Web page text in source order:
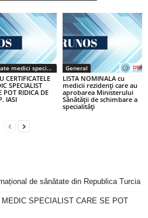
Certificate medici specialiști / primari
CERTIFICATELE
SPECIALIST
POT RIDICA DE
IASI
General
LISTA NOMINALA cu
medicii rezidenţi care au
aprobarea Ministerului
Sănătăţii de schimbare a
specialităţi
de sănătate din Republica Turcia
SPECIALIST CARE SE POT